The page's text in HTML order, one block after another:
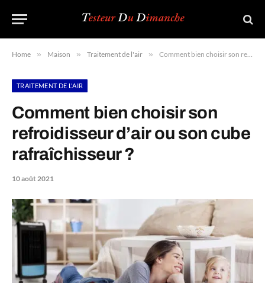
Home » Maison » Traitement de l'air » Comment bien choisir son refroidisseur d’air ou son cube rafraîchisseur ?
TRAITEMENT DE L'AIR
Comment bien choisir son
refroidisseur d’air ou son cube
rafraîchisseur ?
10 août 2021